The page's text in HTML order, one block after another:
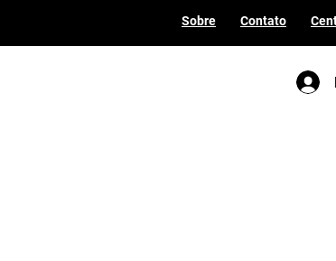
Sobre Contato